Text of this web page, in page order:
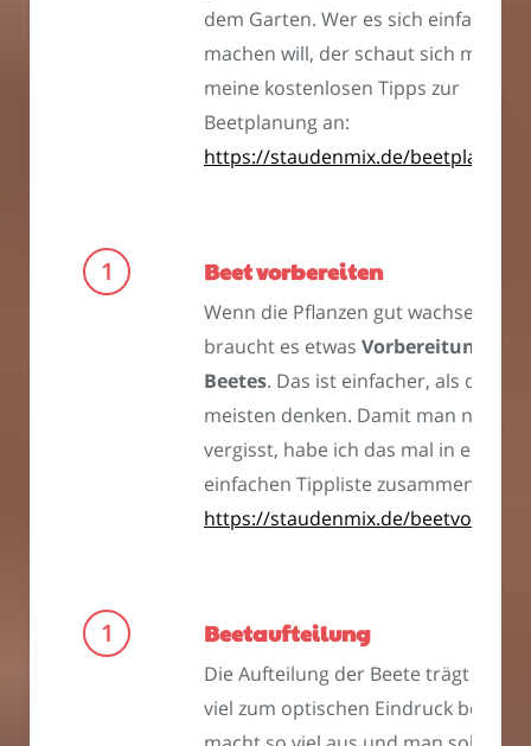
dem Garten. Wer es sich einfach
machen will, der schaut sich mal
meine kostenlosen Tipps zur
Beetplanung an:
https://staudenmix.de/beetplanung
Beet vorbereiten
Wenn die Pflanzen gut wachsen
braucht es etwas Vorbereitung des
Beetes. Das ist einfacher, als die
meisten denken. Damit man nichts
vergisst, habe ich das mal in einer
einfachen Tippliste
https://staudenmix.de/
Beetaufteilung
Die Aufteilung der Beete trägt später
viel zum optischen Eindruck bei. Es